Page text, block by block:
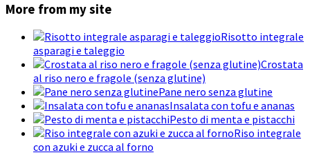
More from my site
Risotto integrale
asparagi e taleggio
Crostata
al riso nero e fragole (senza glutine)
Pane nero senza glutine
Insalata con tofu e ananas
Pesto di menta e pistacchi
Riso integrale
con azuki e zucca al forno